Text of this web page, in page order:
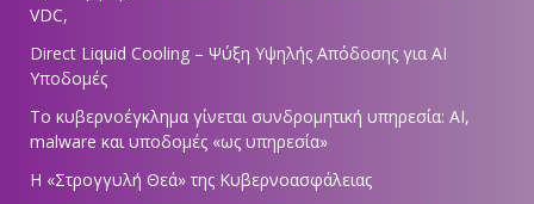
VDC,
Direct Liquid Cooling – Ψύξη Υψηλής Απόδοσης για AI
Υποδομές
Το κυβερνοέγκλημα γίνεται συνδρομητική υπηρεσία: AI,
malware και υποδομές «ως υπηρεσία»
Η «Στρογγυλή Θεά» της Κυβερνοασφάλειας